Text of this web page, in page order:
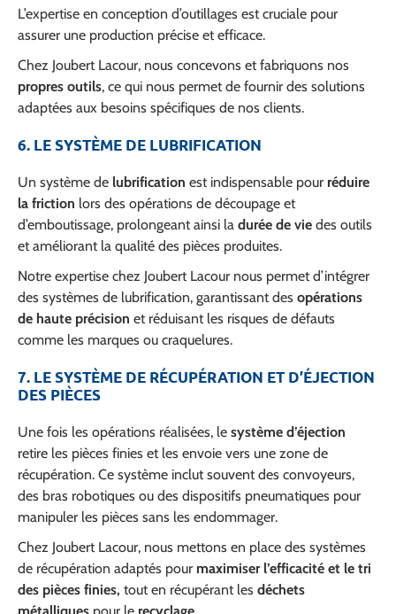
L’expertise en conception d’outillages est cruciale pour
assurer une production précise et efficace.
Chez Joubert Lacour, nous concevons et fabriquons nos
propres outils, ce qui nous permet de fournir des solutions
adaptées aux besoins spécifiques de nos clients.
6. LE SYSTÈME DE LUBRIFICATION
Un système de lubrification est indispensable pour réduire
la friction lors des opérations de découpage et
d’emboutissage, prolongeant ainsi la durée de vie des outils
et améliorant la qualité des pièces produites.
Notre expertise chez Joubert Lacour nous permet d’intégrer
des systèmes de lubrification, garantissant des opérations
de haute précision et réduisant les risques de défauts
comme les marques ou craquelures.
7. LE SYSTÈME DE RÉCUPÉRATION ET D’ÉJECTION
DES PIÈCES
Une fois les opérations réalisées, le système d’éjection
retire les pièces finies et les envoie vers une zone de
récupération. Ce système inclut souvent des convoyeurs,
des bras robotiques ou des dispositifs pneumatiques pour
manipuler les pièces sans les endommager.
Chez Joubert Lacour, nous mettons en place des systèmes
de récupération adaptés pour maximiser l’efficacité et le tri
des pièces finies, tout en récupérant les déchets
métalliques pour le recyclage.